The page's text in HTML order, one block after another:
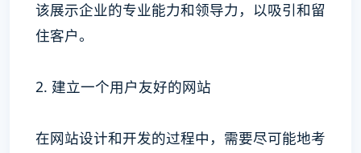
该展示企业的专业能力和领导力，以吸引和留
住客户。
2. 建立一个用户友好的网站
在网站设计和开发的过程中，需要尽可能地考